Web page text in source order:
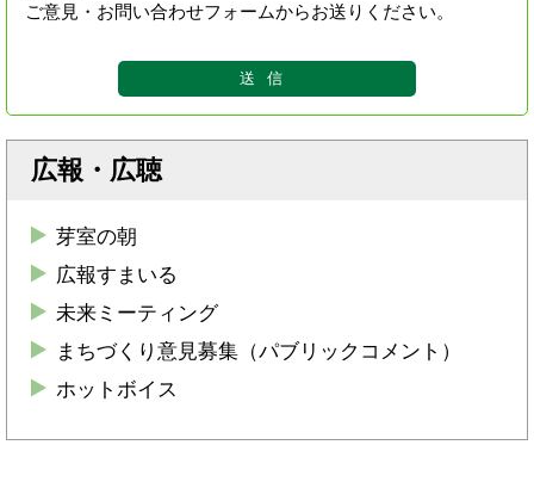
ご意見・お問い合わせフォームからお送りください。
広報・広聴
芽室の朝
広報すまいる
未来ミーティング
まちづくり意見募集（パブリックコメント）
ホットボイス